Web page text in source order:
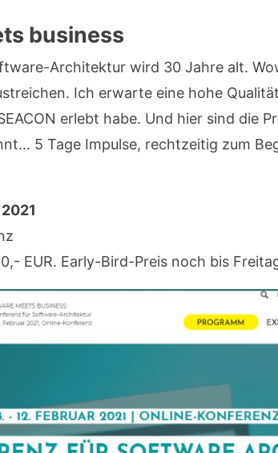
business
Architektur wird 30 Jahre alt.
Ich erwarte eine hohe
erlebt habe. Und hier sind die
5 Tage Impulse, rechtzeitig zum
EUR. Early-Bird-Preis noch bis